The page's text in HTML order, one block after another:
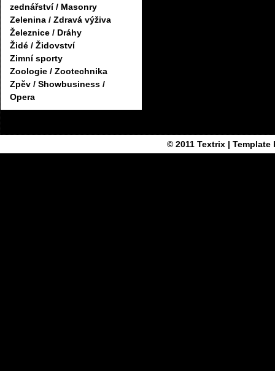
zednářství / Masonry
Zelenina / Zdravá výživa
Železnice / Dráhy
Židé / Židovství
Zimní sporty
Zoologie / Zootechnika
Zpěv / Showbusiness /
Opera
© 2011 Textrix| Template